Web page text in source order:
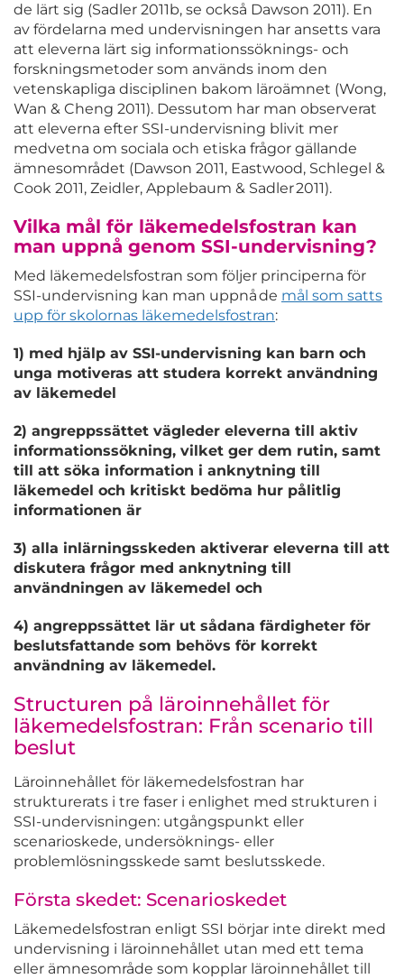
de lärt sig (Sadler 2011b, se också Dawson 2011). En
av fördelarna med undervisningen har ansetts vara
att eleverna lärt sig informationssöknings- och
forskningsmetoder som används inom den
vetenskapliga disciplinen bakom läroämnet (Wong,
Wan & Cheng 2011). Dessutom har man observerat
att eleverna efter SSI-undervisning blivit mer
medvetna om sociala och etiska frågor gällande
ämnesområdet (Dawson 2011, Eastwood, Schlegel &
Cook 2011, Zeidler, Applebaum & Sadler 2011).
Vilka mål för läkemedelsfostran kan
man uppnå genom SSI-undervisning?
Med läkemedelsfostran som följer principerna för
SSI-undervisning kan man uppnå de mål som satts
upp för skolornas läkemedelsfostran:
1) med hjälp av SSI-undervisning kan barn och
unga motiveras att studera korrekt användning
av läkemedel
2) angreppssättet vägleder eleverna till aktiv
informationssökning, vilket ger dem rutin, samt
till att söka information i anknytning till
läkemedel och kritiskt bedöma hur pålitlig
informationen är
3) alla inlärningsskeden aktiverar eleverna till att
diskutera frågor med anknytning till
användningen av läkemedel och
4) angreppssättet lär ut sådana färdigheter för
beslutsfattande som behövs för korrekt
användning av läkemedel.
Structuren på läroinnehållet för
läkemedelsfostran: Från scenario till
beslut
Läroinnehållet för läkemedelsfostran har
strukturerats i tre faser i enlighet med strukturen i
SSI-undervisningen: utgångspunkt eller
scenarioskede, undersöknings- eller
problemlösningsskede samt beslutsskede.
Första skedet: Scenarioskedet
Läkemedelsfostran enligt SSI börjar inte direkt med
undervisning i läroinnehållet utan med ett tema
eller ämnesområde som kopplar läroinnehållet till